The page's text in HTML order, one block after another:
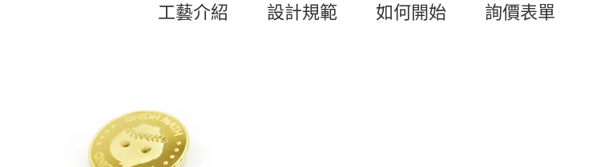
工藝介紹 設計規範 如何開始 詢價表單